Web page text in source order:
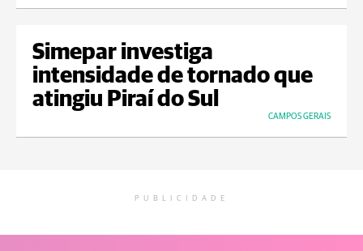
Simepar investiga
intensidade de tornado que
atingiu Piraí do Sul
CAMPOS GERAIS
PUBLICIDADE